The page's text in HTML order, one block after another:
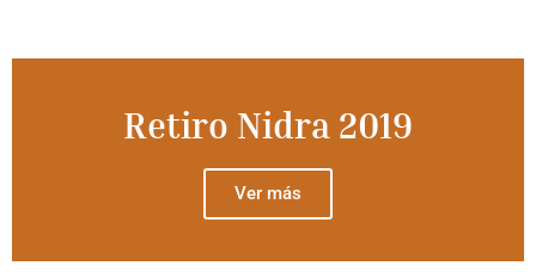
Retiro Nidra 2019
Ver más